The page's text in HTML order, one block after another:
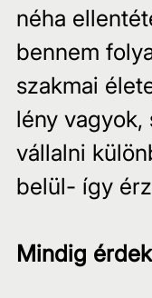
néha
bennem
szakmai
lény
vállalni
belül- így
Mindig